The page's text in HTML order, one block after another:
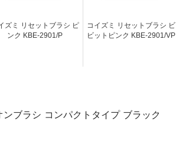
ズミ リセットブラシ ピ
ンク KBE-2901/P
コイズミ リセットブラシ ビ
ビットピンク KBE-2901/VP
ブラシ コンパクトタイプ ブラック